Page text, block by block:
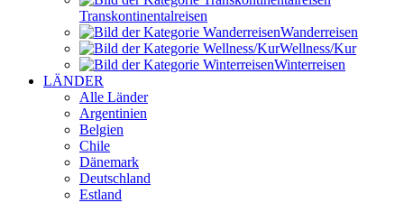
Transkontinental­reisen
Wander­reisen
Wellness/Kur
Winter­reisen
LÄNDER
Alle Länder
Argentinien
Belgien
Chile
Dänemark
Deutschland
Estland